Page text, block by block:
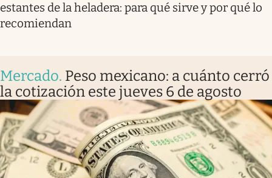
estantes de la heladera: para qué sirve y por qué lo
recomiendan
Mercado. Peso mexicano: a cuánto cerró
la cotización este jueves 6 de agosto